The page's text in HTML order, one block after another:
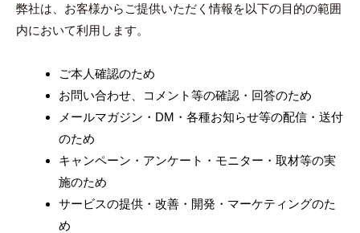
吉
田
弊社は、お客様からご提供いただく情報を以下の目的の範囲
内において利用します。
ご本人確認のため
お問い合わせ、コメント等の確認・回答のため
メールマガジン・DM・各種お知らせ等の配信・送付
のため
キャンペーン・アンケート・モニター・取材等の実
施のため
サービスの提供・改善・開発・マーケティングのた
め